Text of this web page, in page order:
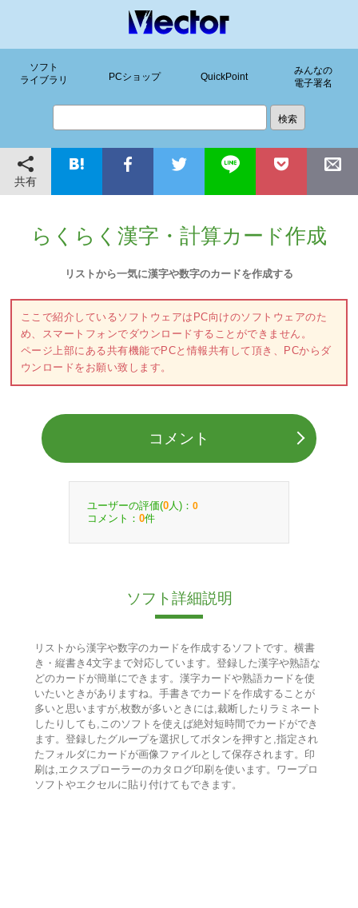
ソフト
ライブラリ
PCショップ QuickPoint
みんなの
電子署名
共有
らくらく漢字・計算カード作成
リストから一気に漢字や数字のカードを作成する
ここで紹介しているソフトウェアはPC向けのソフトウェアのた
め、スマートフォンでダウンロードすることができません。
ページ上部にある共有機能でPCと情報共有して頂き、PCからダ
ウンロードをお願い致します。
コメント
ユーザーの評価(0 人)： 0
コメント： 0件
ソフト詳細説明
リストから漢字や数字のカードを作成するソフトです。横書
き・縦書き4文字まで対応しています。登録した漢字や熟語な
どのカードが簡単にできます。漢字カードや熟語カードを使
いたいときがありますね。手書きでカードを作成することが
多いと思いますが,枚数が多いときには,裁断したりラミネート
したりしても,このソフトを使えば絶対短時間でカードができ
ます。登録したグループを選択してボタンを押すと,指定され
たフォルダにカードが画像ファイルとして保存されます。印
刷は,エクスプローラーのカタログ印刷を使います。ワープロ
ソフトやエクセルに貼り付けてもできます。